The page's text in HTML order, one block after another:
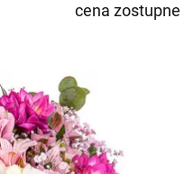
cena zostupne